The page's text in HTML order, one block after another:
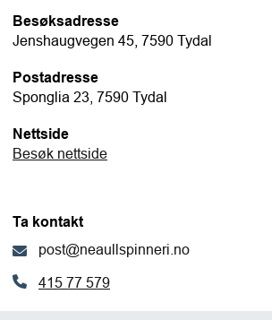
Besøksadresse
Jenshaugvegen 45, 7590 Tydal
Postadresse
Sponglia 23, 7590 Tydal
Nettside
Besøk nettside
Ta kontakt
post@neaullspinneri.no
415 77 579